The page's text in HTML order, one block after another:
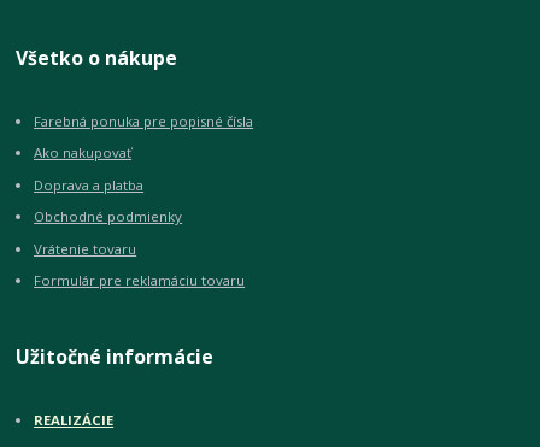
Všetko o nákupe
Farebná ponuka pre popisné čísla
Ako nakupovať
Doprava a platba
Obchodné podmienky
Vrátenie tovaru
Formulár pre reklamáciu tovaru
Užitočné informácie
REALIZÁCIE